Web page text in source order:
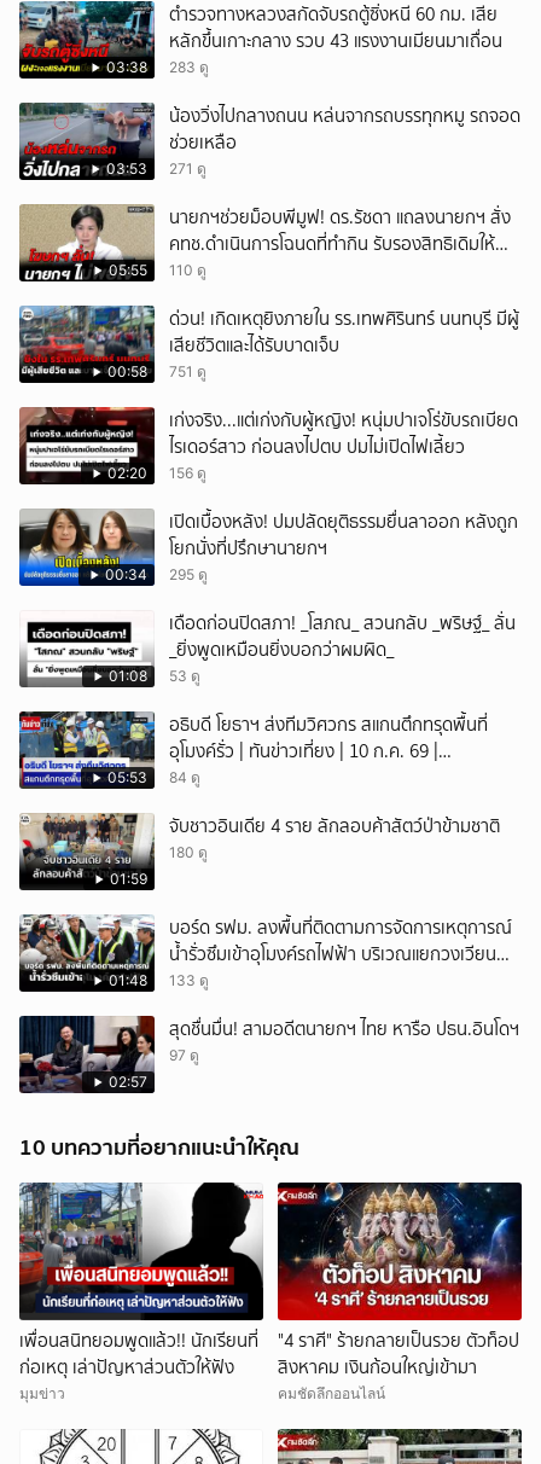
03:38
ตำรวจทางหลวงสกัดจับรถตู้ซิ่งหนี 60 กม. เสีย
หลักขึ้นเกาะกลาง รวบ 43 แรงงานเมียนมาเถื่อน
283 ดู
03:53
น้องวิ่งไปกลางถนน หล่นจากรถบรรทุกหมู รถจอด
ช่วยเหลือ
271 ดู
05:55
นายกฯช่วยม็อบพีมูฟ! ดร.รัชดา แถลงนายกฯ สั่ง
คทช.ดำเนินการโฉนดที่ทำกิน รับรองสิทธิเดิมให้
เสร็จใน1เดือน
110 ดู
00:58
ด่วน! เกิดเหตุยิงภายใน รร.เทพศิรินทร์ นนทบุรี มีผู้
เสียชีวิตและได้รับบาดเจ็บ
751 ดู
02:20
เก่งจริง...แต่เก่งกับผู้หญิง! หนุ่มปาเจโร่ขับรถเบียด
ไรเดอร์สาว ก่อนลงไปตบ ปมไม่เปิดไฟเลี้ยว
156 ดู
00:34
เปิดเบื้องหลัง! ปมปลัดยุติธรรมยื่นลาออก หลังถูก
โยกนั่งที่ปรึกษานายกฯ
295 ดู
01:08
เดือดก่อนปิดสภา! _โสภณ_ สวนกลับ _พริษฐ์_ ลั่น
_ยิ่งพูดเหมือนยิ่งบอกว่าผมผิด_
53 ดู
05:53
อธิบดี โยธาฯ ส่งทีมวิศวกร สแกนตึกทรุดพื้นที่
อุโมงค์รั่ว | ทันข่าวเที่ยง | 10 ก.ค. 69 |
NationTV22
84 ดู
01:59
จับชาวอินเดีย 4 ราย ลักลอบค้าสัตว์ป่าข้ามชาติ
180 ดู
01:48
บอร์ด รฟม. ลงพื้นที่ติดตามการจัดการเหตุการณ์
น้ำรั่วซึมเข้าอุโมงค์รถไฟฟ้า บริเวณแยกวงเวียน
ใหญ่
133 ดู
02:57
สุดชื่นมื่น! สามอดีตนายกฯ ไทย หารือ ปธน.อินโดฯ
97 ดู
10 บทความที่อยากแนะนำให้คุณ
เพื่อนสนิทยอมพูดแล้ว!! นักเรียนที่
ก่อเหตุ เล่าปัญหาส่วนตัวให้ฟัง
มุมข่าว
"4 ราศี" ร้ายกลายเป็นรวย ตัวท็อป
สิงหาคม เงินก้อนใหญ่เข้ามา
คมชัดลึกออนไลน์